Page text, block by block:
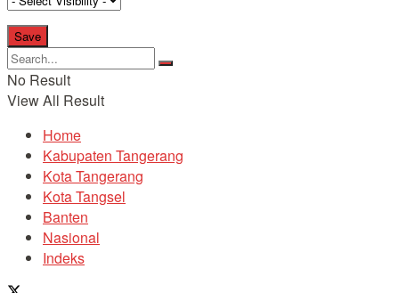
No Result
View All Result
Home
Kabupaten Tangerang
Kota Tangerang
Kota Tangsel
Banten
Nasional
Indeks